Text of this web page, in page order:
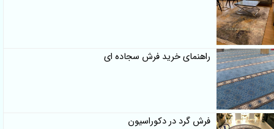
راهنمای خرید فرش سجاده ای
فرش گرد در دکوراسیون